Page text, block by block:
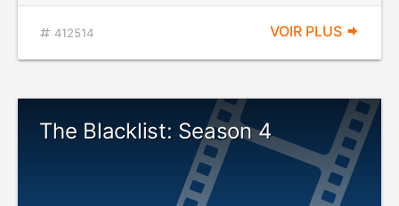
412514 VOIR PLUS
The Blacklist: Season 4